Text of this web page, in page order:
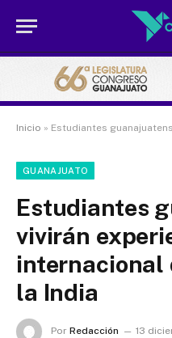
Inicio » Estudiantes guanajuatenses
GUANAJUATO
Estudiantes
vivirán
internacional
la India
Por Redacción 13